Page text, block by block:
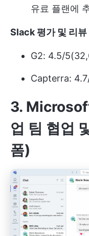
유료 플랜에
Slack 평가 및 리뷰
G2: 4.5/
Capterra:
3.
업 팀 협업
폼)